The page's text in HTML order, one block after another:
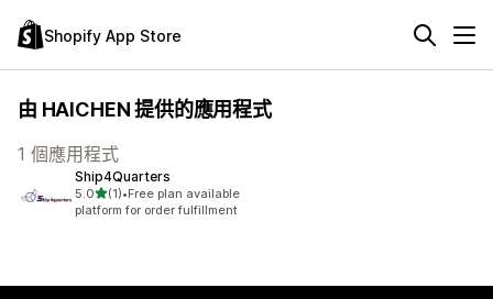
Shopify App Store
由 HAICHEN 提供的應用程式
1 個應用程式
Ship4Quarters
5.0滿分 5 顆星
(1)
共有 1 則評價
•Free plan available
platform for order fulfillment